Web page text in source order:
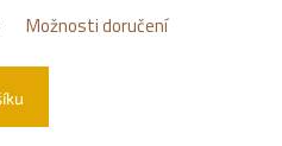
Možnosti doručení